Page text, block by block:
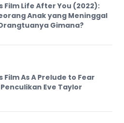
Film Life After You (2022):
Anak yang Meninggal
Gimana?
Film As A Prelude to Fear
Eve Taylor